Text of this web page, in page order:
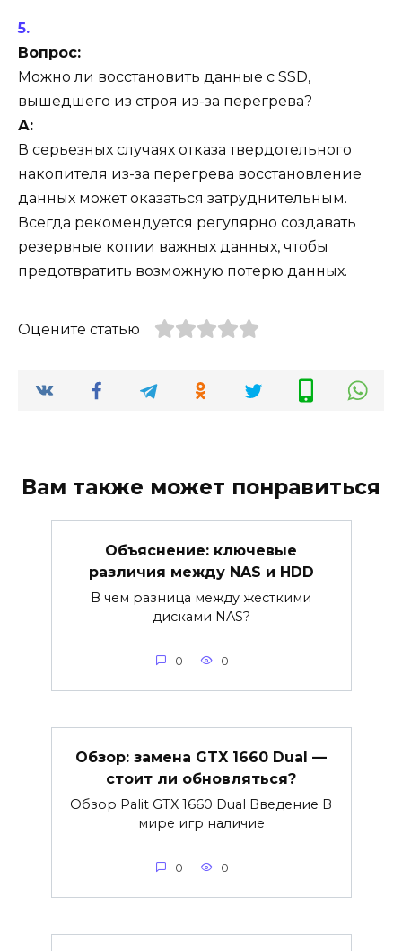
Вопрос:
Можно ли восстановить данные с SSD,
вышедшего из строя из-за перегрева?
А:
В серьезных случаях отказа твердотельного
накопителя из-за перегрева восстановление
данных может оказаться затруднительным.
Всегда рекомендуется регулярно создавать
резервные копии важных данных, чтобы
предотвратить возможную потерю данных.
Оцените статью
Вам также может понравиться
Объяснение: ключевые
различия между NAS и HDD
В чем разница между жесткими
дисками NAS?
0 0
Обзор: замена GTX 1660 Dual —
стоит ли обновляться?
Обзор Palit GTX 1660 Dual Введение В
мире игр наличие
0 0